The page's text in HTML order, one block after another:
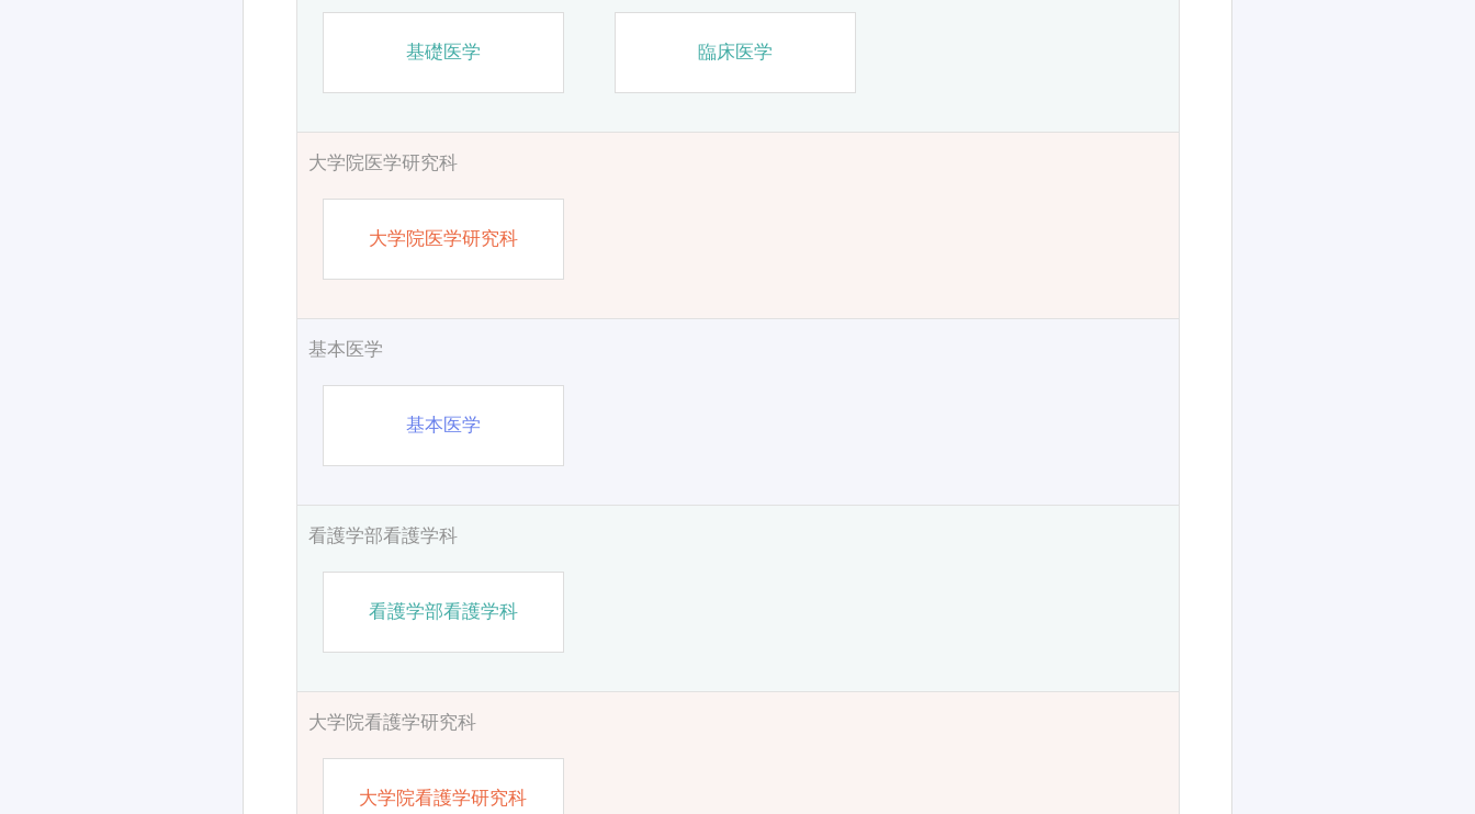
基礎医学 臨床医学
大学院医学研究科
大学院医学研究科
基本医学
基本医学
看護学部看護学科
看護学部看護学科
大学院看護学研究科
大学院看護学研究科